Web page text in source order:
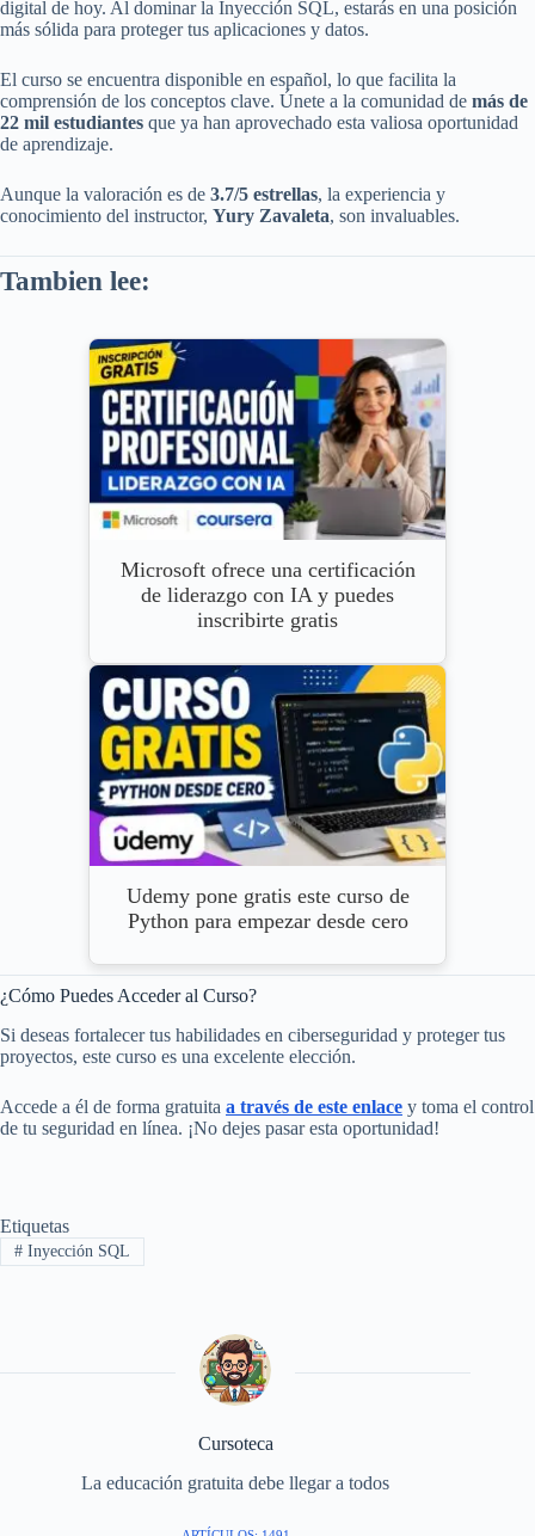
digital de hoy. Al dominar la Inyección SQL, estarás en una posición
más sólida para proteger tus aplicaciones y datos.
El curso se encuentra disponible en español, lo que facilita la
comprensión de los conceptos clave. Únete a la comunidad de más de
22 mil estudiantes que ya han aprovechado esta valiosa oportunidad
de aprendizaje.
Aunque la valoración es de 3.7/5 estrellas, la experiencia y
conocimiento del instructor, Yury Zavaleta, son invaluables.
Tambien lee:
Microsoft ofrece una certificación
de liderazgo con IA y puedes
inscribirte gratis
Udemy pone gratis este curso de
Python para empezar desde cero
¿Cómo Puedes Acceder al Curso?
Si deseas fortalecer tus habilidades en ciberseguridad y proteger tus
proyectos, este curso es una excelente elección.
Accede a él de forma gratuita a través de este enlace y toma el control
de tu seguridad en línea. ¡No dejes pasar esta oportunidad!
Etiquetas
#Inyección SQL
Cursoteca
La educación gratuita debe llegar a todos